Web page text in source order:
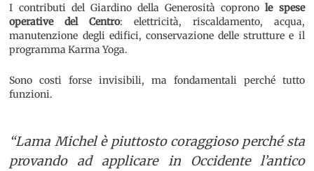
I contributi del Giardino della Generosità coprono le spese
operative del Centro: elettricità, riscaldamento, acqua,
manutenzione degli edifici, conservazione delle strutture e il
programma Karma Yoga.
Sono costi forse invisibili, ma fondamentali perché tutto
funzioni.
“Lama Michel è piuttosto coraggioso perché sta
provando ad applicare in Occidente l’antico